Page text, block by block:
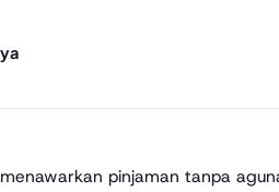
pinjaman tanpa